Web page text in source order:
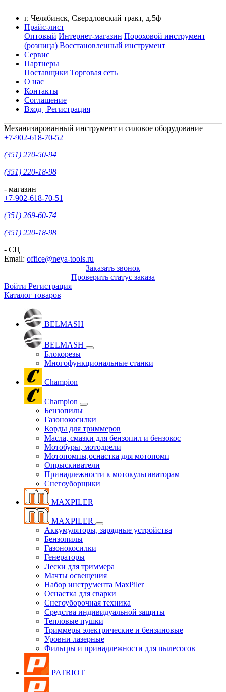
г. Челябинск, Свердловский тракт, д.5ф
Прайс-лист
Оптовый Интернет-магазин Пороховой инструмент
(розница) Восстановленный инструмент
Сервис
Партнеры
Поставщики Торговая сеть
О нас
Контакты
Соглашение
Вход | Регистрация
Механизированный инструмент и силовое оборудование
+7-902-618-70-52
(351) 270-50-94
(351) 220-18-98
- магазин
+7-902-618-70-51
(351) 269-60-74
(351) 220-18-98
- СЦ
Email: office@neya-tools.ru
Заказать звонок
Проверить статус заказа
Войти Регистрация
Каталог товаров
BELMASH
BELMASH
Блокорезы
Многофункциональные станки
Champion
Champion
Бензопилы
Газонокосилки
Корды для триммеров
Масла, смазки для бензопил и бензокос
Мотобуры, мотодрели
Мотопомпы,оснастка для мотопомп
Опрыскиватели
Принадлежности к мотокультиваторам
Снегоуборщики
MAXPILER
MAXPILER
Аккумуляторы, зарядные устройства
Бензопилы
Газонокосилки
Генераторы
Лески для триммера
Мачты освещения
Набор инструмента MaxPiler
Оснастка для сварки
Снегоуборочная техника
Средства индивидуальной защиты
Тепловые пушки
Триммеры электрические и бензиновые
Уровни лазерные
Фильтры и принадлежности для пылесосов
PATRIOT